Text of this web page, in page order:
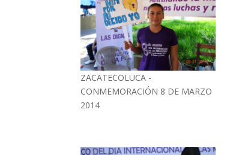
ZACATECOLUCA -
CONMEMORACIÓN 8 DE MARZO
2014